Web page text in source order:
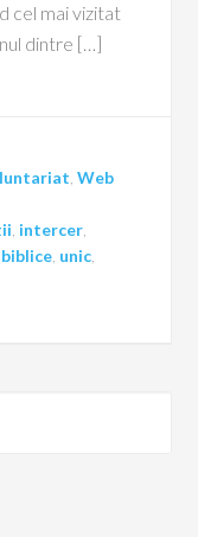
cel mai vizitat
dintre […]
,Web
intercer
unic